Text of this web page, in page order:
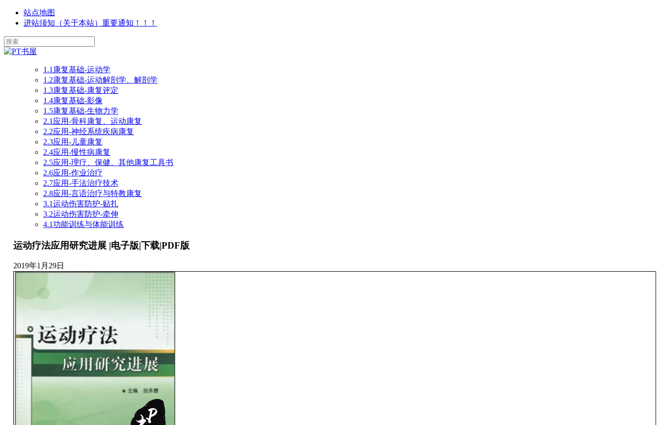
站点地图
进站须知（关于本站）重要通知！！！
1.1康复基础-运动学
1.2康复基础-运动解剖学、解剖学
1.3康复基础-康复评定
1.4康复基础-影像
1.5康复基础-生物力学
2.1应用-骨科康复、运动康复
2.2应用-神经系统疾病康复
2.3应用-儿童康复
2.4应用-慢性病康复
2.5应用-理疗、保健、其他康复工具书
2.6应用-作业治疗
2.7应用-手法治疗技术
2.8应用-言语治疗与特教康复
3.1运动伤害防护-贴扎
3.2运动伤害防护-牵伸
4.1功能训练与体能训练
运动疗法应用研究进展 |电子版|下载|PDF版
2019年1月29日